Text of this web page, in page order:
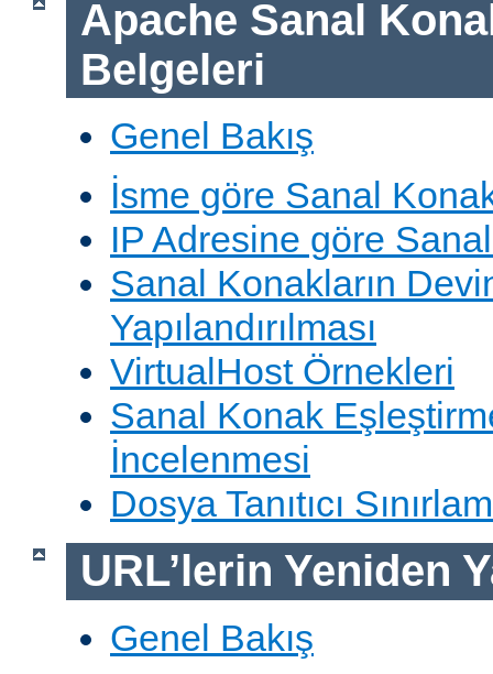
Apache Sanal
Belgeleri
Genel Bakış
İsme göre Sanal
IP Adresine göre
Sanal Konakların
Yapılandırılması
VirtualHost Örnekleri
Sanal Konak
İncelenmesi
Dosya Tanıtıcı
URL’lerin Yeniden
Genel Bakış